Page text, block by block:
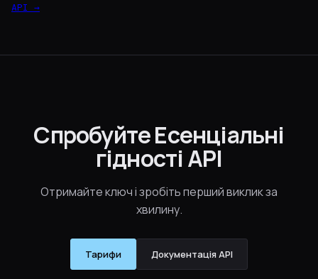
API →
Спробуйте Есенціальні
гідності API
Отримайте ключ і зробіть перший виклик за
хвилину.
Тарифи Документація API